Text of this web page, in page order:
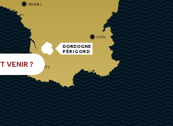
DORDOGNE
PÉRIGORD
RENNES
LYON
BIARRITZ
VENIR ?